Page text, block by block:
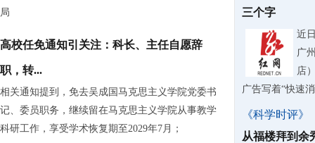
局
高校任免通知引关注：科长、主任自愿辞
职，转...
相关通知提到，免去吴成国马克思主义学院党委书
记、委员职务，继续留在马克思主义学院从事教学
科研工作，享受学术恢复期至2029年7月；
三个字
近
广
店
广告写着“快速
《科学时评》
从福楼拜到余